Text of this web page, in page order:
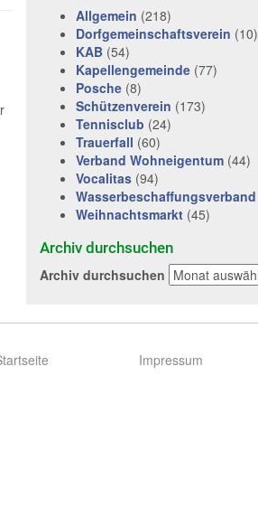
Allgemein (218)
Dorfgemeinschaftsverein (10)
KAB (54)
Kapellengemeinde (77)
Posche (8)
Schützenverein (173)
Tennisclub (24)
Trauerfall (60)
Verband Wohneigentum (44)
Vocalitas (94)
Wasserbeschaffungsverband
Weihnachtsmarkt (45)
Archiv durchsuchen
Archiv durchsuchen
Impressum